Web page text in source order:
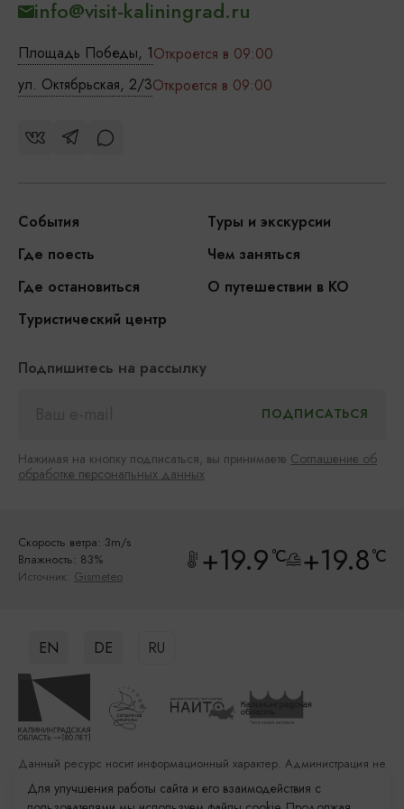
Площадь Победы, 1Откроется в 09:00
ул. Октябрьская, 2/3Откроется в 09:00
info@visit-kaliningrad.ru
События
Туры и экскурсии
Где поесть
Чем заняться
Где остановиться
О путешествии в КО
Туристический центр
Подпишитесь на рассылку
Нажимая на кнопку подписаться, вы принимаете Соглашение об
обработке персональных данных
Скорость ветра: 3m/s
Влажность: 83%
Источник: Gismeteo +19.9°C +19.8°C
EN DE RU
Данный ресурс носит информационный характер. Администрация не
несет ответственности за качество услуг, предоставленных
сторонними организациями
Для улучшения работы сайта и его взаимодействия с